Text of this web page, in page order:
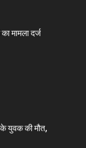
मामला दर्ज
युवक की मौत,